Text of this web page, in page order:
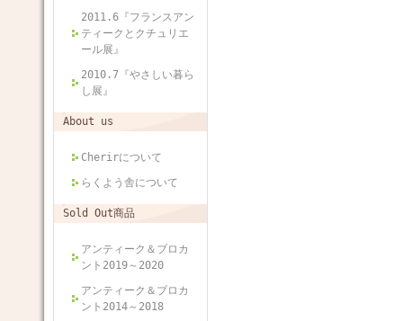
2011.6『フランスアン
ティークとクチュリエ
ール展』
2010.7『やさしい暮ら
し展』
About us
Cherirについて
らくよう舎について
Sold Out商品
アンティーク＆ブロカ
ント2019～2020
アンティーク＆ブロカ
ント2014～2018